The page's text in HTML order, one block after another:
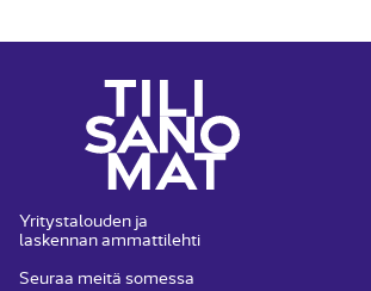
Yritystalouden ja
laskennan ammattilehti
Seuraa meitä somessa